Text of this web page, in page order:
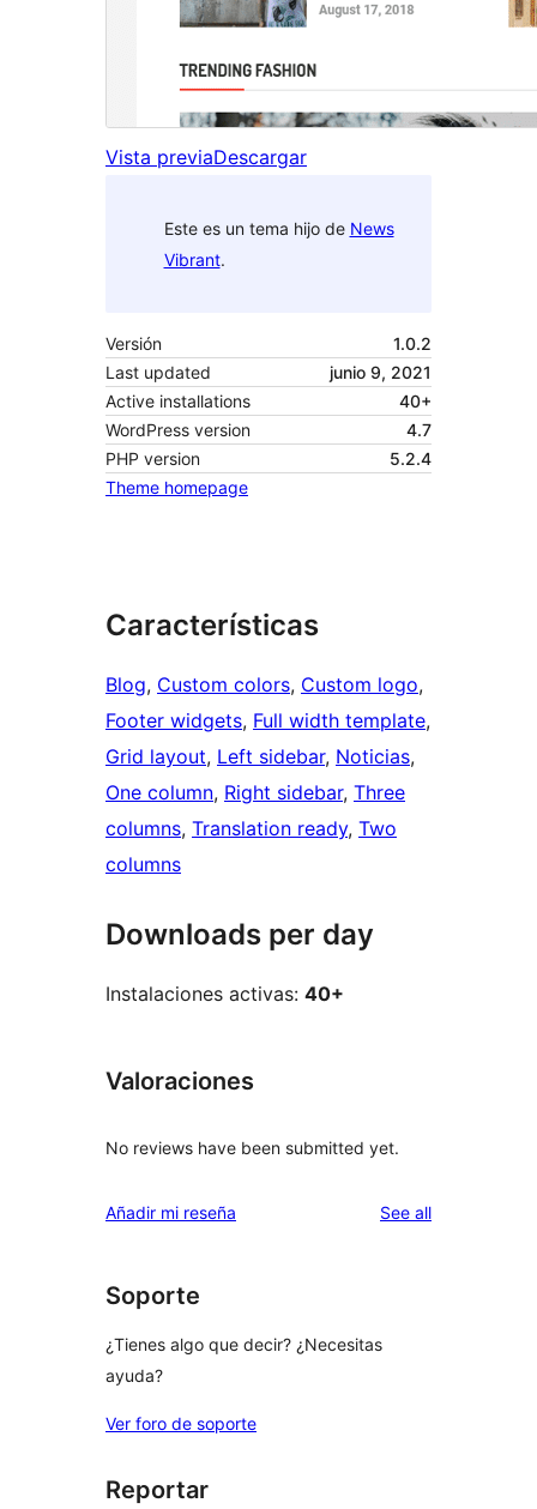
Vista previaDescargar
Este es un tema hijo de News
Vibrant.
Versión
1.0.2
Last updated
junio 9, 2021
Active installations
40+
WordPress version
4.7
PHP version
5.2.4
Theme homepage
Características
Blog, Custom colors, Custom logo
Footer widgets, Full width template
Grid layout, Left sidebar, Noticias
One column, Right sidebar, Three
columns, Translation ready, Two
columns
Downloads per day
Instalaciones activas: 40+
Valoraciones
No reviews have been submitted yet.
Añadir mi reseña See allreviews
Soporte
¿Tienes algo que decir? ¿Necesitas
ayuda?
Ver foro de soporte
Reportar